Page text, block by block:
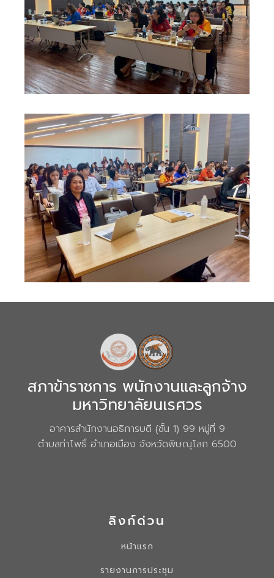
สภาข้าราชการ พนักงานและลูกจ้าง
มหาวิทยาลัยนเรศวร
อาคารสำนักงานอธิการบดี (ชั้น 1) 99 หมู่ที่ 9
ตำบลท่าโพธิ์ อำเภอเมือง จังหวัดพิษณุโลก 6500
ลิงก์ด่วน
หน้าแรก
รายงานการประชุม